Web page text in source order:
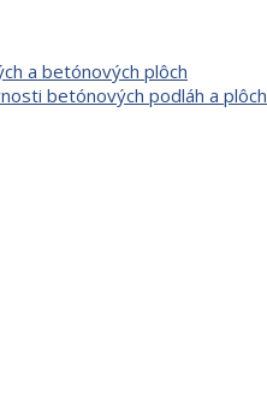
a betónových plôch
betónových podláh a plôch